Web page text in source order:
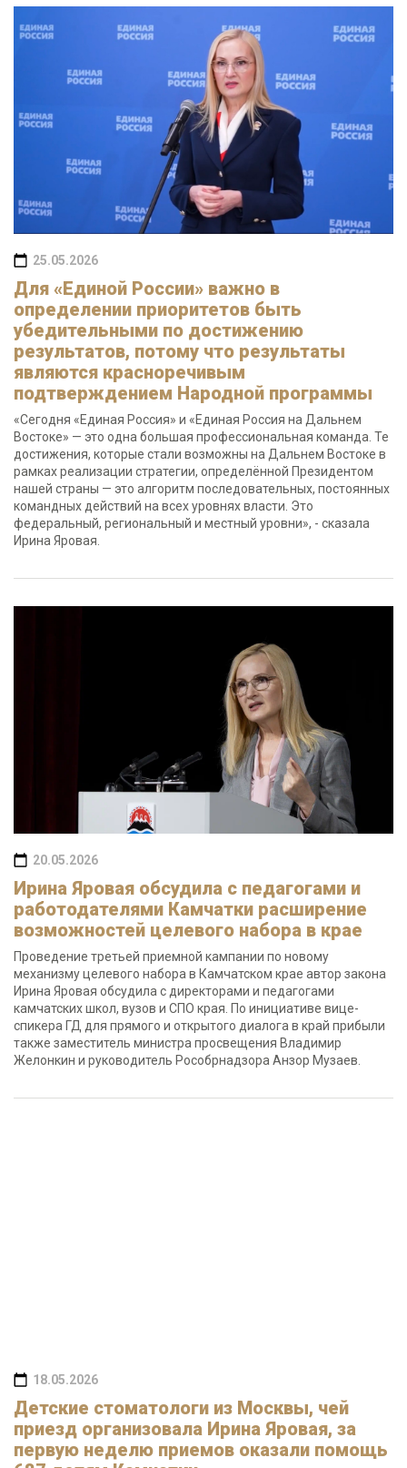
25.05.2026
Для «Единой России» важно в
определении приоритетов быть
убедительными по достижению
результатов, потому что результаты
являются красноречивым
подтверждением Народной программы
«Сегодня «Единая Россия» и «Единая Россия на Дальнем
Востоке» — это одна большая профессиональная команда. Те
достижения, которые стали возможны на Дальнем Востоке в
рамках реализации стратегии, определённой Президентом
нашей страны — это алгоритм последовательных, постоянных
командных действий на всех уровнях власти. Это
федеральный, региональный и местный уровни», - сказала
Ирина Яровая.
20.05.2026
Ирина Яровая обсудила с педагогами и
работодателями Камчатки расширение
возможностей целевого набора в крае
Проведение третьей приемной кампании по новому
механизму целевого набора в Камчатском крае автор закона
Ирина Яровая обсудила с директорами и педагогами
камчатских школ, вузов и СПО края. По инициативе вице-
спикера ГД для прямого и открытого диалога в край прибыли
также заместитель министра просвещения Владимир
Желонкин и руководитель Рособрнадзора Анзор Музаев.
18.05.2026
Детские стоматологи из Москвы, чей
приезд организовала Ирина Яровая, за
первую неделю приемов оказали помощь